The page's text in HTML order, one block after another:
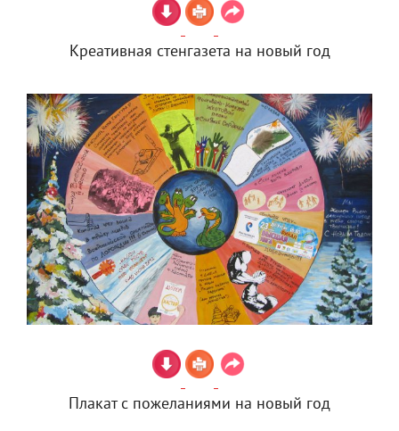
Креативная стенгазета на новый год
Плакат с пожеланиями на новый год